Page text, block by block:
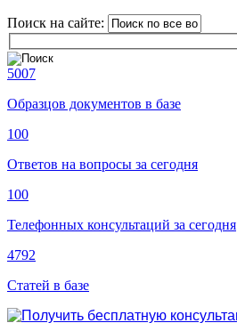
Поиск на сайте:
5007
Образцов документов в базе
100
Ответов на вопросы за сегодня
100
Телефонных консультаций за сегодня
4792
Статей в базе